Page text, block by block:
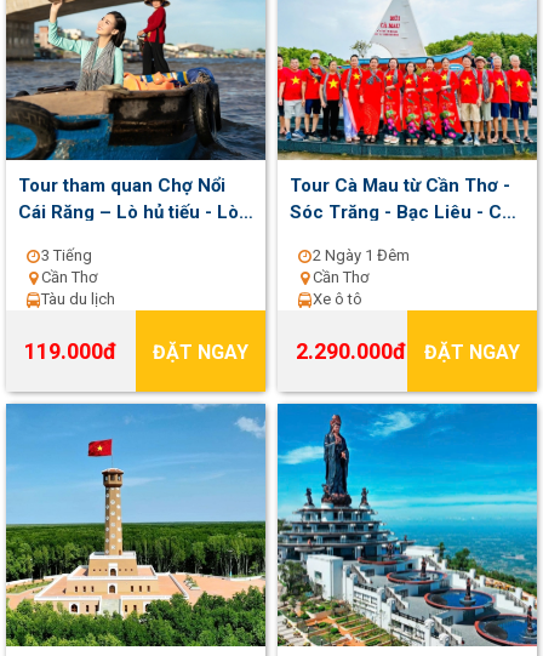
Tour tham quan Chợ Nổi
Cái Răng – Lò hủ tiếu - Lò
hành hằng ngày
3 Tiếng
Cần Thơ
Tàu du lịch
119.000đ ĐẶT NGAY
Tour Cà Mau từ Cần Thơ -
Sóc Trăng - Bạc Liêu - Cà
hành Thứ 7 hàng tuần
2 Ngày 1 Đêm
Cần Thơ
Xe ô tô
2.290.000đ ĐẶT NGAY